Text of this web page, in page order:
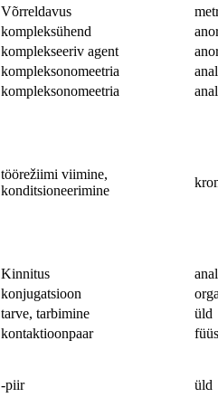
Võrreldavus
kompleksühend
komplekseeriv agent
kompleksonomeetria
kompleksonomeetria
töörežiimi viimine,
konditsioneerimine
Kinnitus
konjugatsioon
tarve, tarbimine
üld
kontaktioonpaar
-piir üld